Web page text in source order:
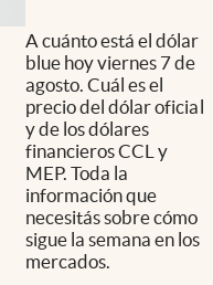
A cuánto está el dólar
blue hoy viernes 7 de
agosto. Cuál es el
precio del dólar oficial
y de los dólares
financieros CCL y
MEP. Toda la
información que
necesitás sobre cómo
sigue la semana en los
mercados.